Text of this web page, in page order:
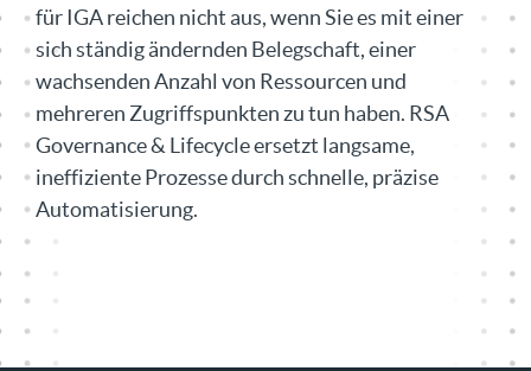
für IGA reichen nicht aus, wenn Sie es mit einer
sich ständig ändernden Belegschaft, einer
wachsenden Anzahl von Ressourcen und
mehreren Zugriffspunkten zu tun haben. RSA
Governance & Lifecycle ersetzt langsame,
ineffiziente Prozesse durch schnelle, präzise
Automatisierung.